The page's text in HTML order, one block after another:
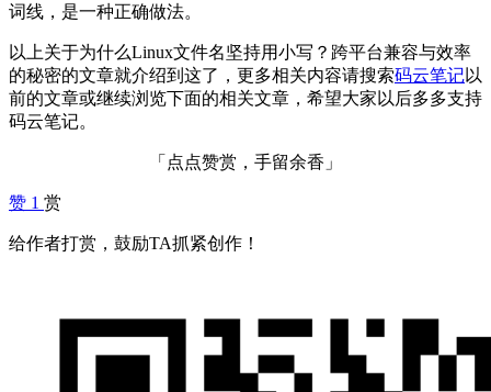
词线，是一种正确做法。
以上关于为什么Linux文件名坚持用小写？跨平台兼容与效率
的秘密的文章就介绍到这了，更多相关内容请搜索码云笔记以
前的文章或继续浏览下面的相关文章，希望大家以后多多支持
码云笔记。
「点点赞赏，手留余香」
赞 1 赏
给作者打赏，鼓励TA抓紧创作！